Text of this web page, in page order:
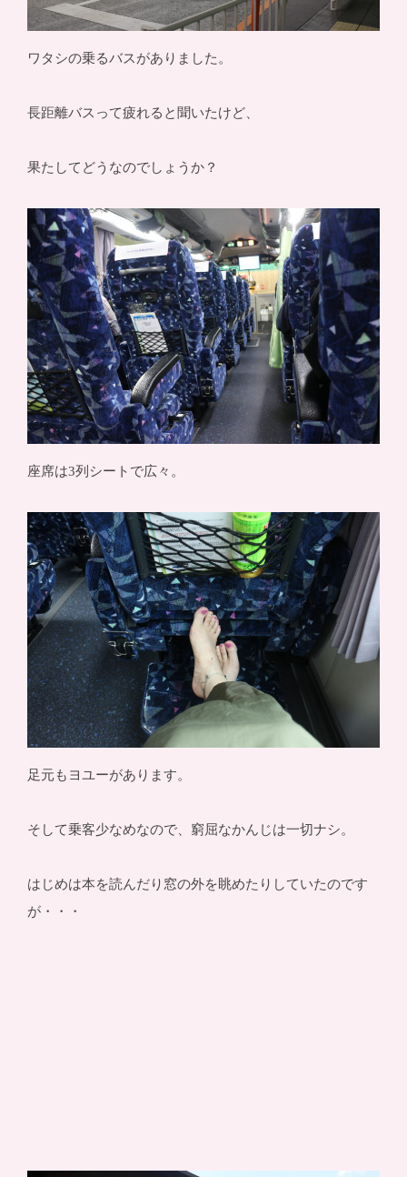
ワタシの乗るバスがありました。
長距離バスって疲れると聞いたけど、
果たしてどうなのでしょうか？
座席は3列シートで広々。
足元もヨユーがあります。
そして乗客少なめなので、窮屈なかんじは一切ナシ。
はじめは本を読んだり窓の外を眺めたりしていたのです
が・・・